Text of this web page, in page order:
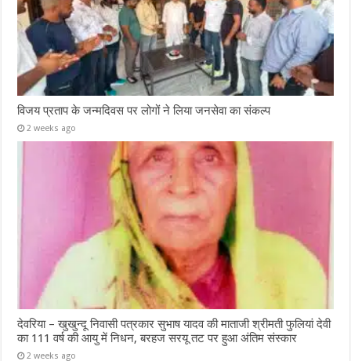
विजय प्रताप के जन्मदिवस पर लोगों ने लिया जनसेवा का संकल्प
2 weeks ago
देवरिया – खुखुन्दू निवासी पत्रकार सुभाष यादव की माताजी श्रीमती फुलियां देवी
का 111 वर्ष की आयु में निधन, बरहज सरयू तट पर हुआ अंतिम संस्कार
2 weeks ago